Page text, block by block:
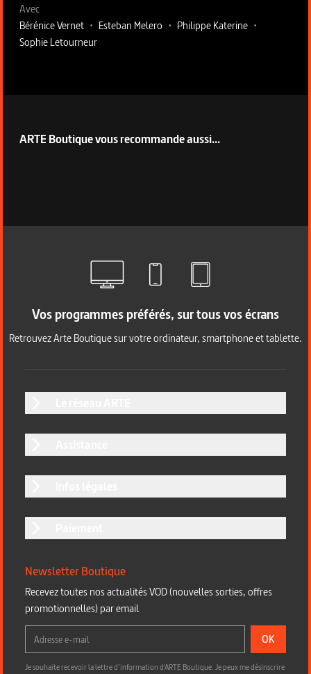
Avec
Bérénice Vernet • Esteban Melero • Philippe Katerine •
Sophie Letourneur
ARTE Boutique vous recommande aussi...
Vos programmes préférés, sur tous vos écrans
Retrouvez Arte Boutique sur votre ordinateur, smartphone et tablette.
Newsletter Boutique
Recevez toutes nos actualités VOD (nouvelles sorties, offres
promotionnelles) par email
OK
Je souhaite recevoir la lettre d’information d'ARTE Boutique. Je peux me désinscrire